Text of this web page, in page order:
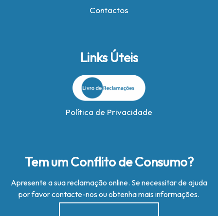
Contactos
Links Úteis
Política de Privacidade
Tem um Conflito de Consumo?
Apresente a sua reclamação online. Se necessitar de ajuda
por favor contacte-nos ou obtenha mais informações.